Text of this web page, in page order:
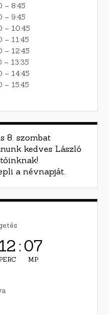
– 8:45
– 9:45
– 10:45
– 11:45
– 12:45
– 13:35
– 14:45
– 15:45
8. szombat
kedves László
a névnapját.
12 :06
MP